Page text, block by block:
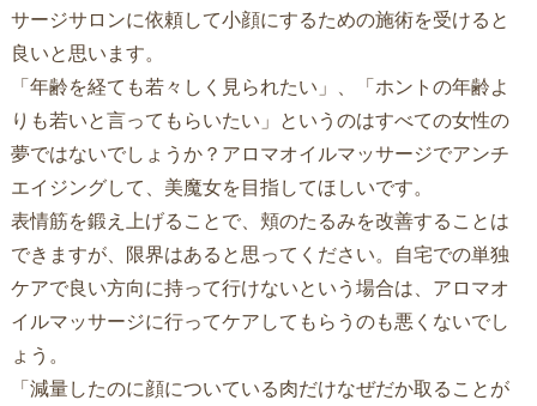
サージサロンに依頼して小顔にするための施術を受けると
良いと思います。
「年齢を経ても若々しく見られたい」、「ホントの年齢よ
りも若いと言ってもらいたい」というのはすべての女性の
夢ではないでしょうか？アロマオイルマッサージでアンチ
エイジングして、美魔女を目指してほしいです。
表情筋を鍛え上げることで、頬のたるみを改善することは
できますが、限界はあると思ってください。自宅での単独
ケアで良い方向に持って行けないという場合は、アロマオ
イルマッサージに行ってケアしてもらうのも悪くないでし
ょう。
「減量したのに顔についている肉だけなぜだか取ることが